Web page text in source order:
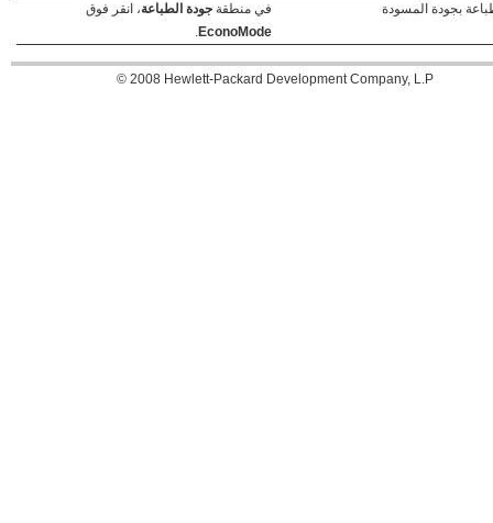
بجودة المسودة
في منطقة جودة الطباعة، انقر فوق
EconoMode
.
‪© 2008 Hewlett-Packard Development Company, L.P‬